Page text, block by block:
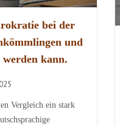
bei der
und
kann.
Vergleich ein stark